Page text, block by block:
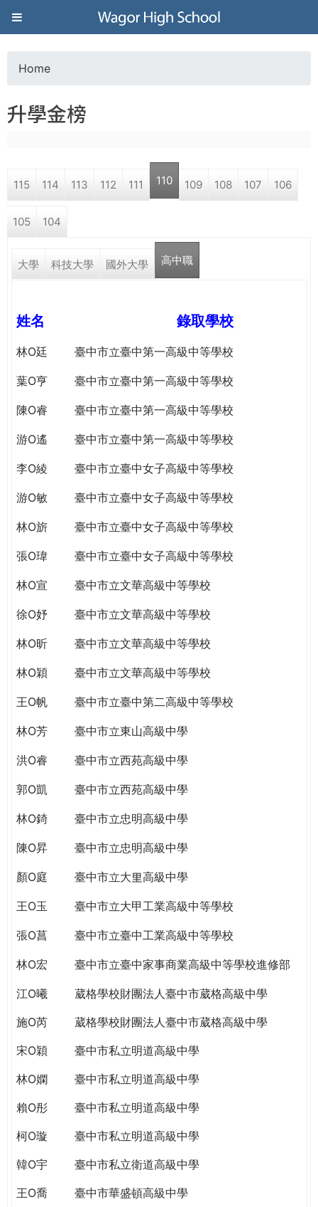
Jump to navigation
葳
格
高
學
民。
WAGOR
TODAY
THE
TOMORROW
YOU
ON
PATH
GLOBAL
CITIZENSHIP
o
a
r
e
e
e
Home
升學金榜
115 114 113 112 111 110 109 108 107 106
105 104
大學 科技大學 國外大學 高中職
姓名 錄取學校
林O廷 臺中市立臺中第一高級中等學校
葉O亨 臺中市立臺中第一高級中等學校
陳O睿 臺中市立臺中第一高級中等學校
游O遙 臺中市立臺中第一高級中等學校
李O綾 臺中市立臺中女子高級中等學校
游O敏 臺中市立臺中女子高級中等學校
林O旂 臺中市立臺中女子高級中等學校
張O瑋 臺中市立臺中女子高級中等學校
林O宣 臺中市立文華高級中等學校
徐O妤 臺中市立文華高級中等學校
林O昕 臺中市立文華高級中等學校
林O穎 臺中市立文華高級中等學校
王O帆 臺中市立臺中第二高級中等學校
林O芳 臺中市立東山高級中學
洪O睿 臺中市立西苑高級中學
郭O凱 臺中市立西苑高級中學
林O錡 臺中市立忠明高級中學
陳O昇 臺中市立忠明高級中學
顏O庭 臺中市立大里高級中學
王O玉 臺中市立大甲工業高級中等學校
張O菖 臺中市立臺中工業高級中等學校
林O宏 臺中市立臺中家事商業高級中等學校進修部
江O曦
葳格學校財團法人臺中市葳格高級中學
施O芮
葳格學校財團法人臺中市葳格高級中學
宋O穎
臺中市私立明道高級中學
林O嫻
臺中市私立明道高級中學
賴O彤
臺中市私立明道高級中學
柯O璇
臺中市私立明道高級中學
韓O宇
臺中市私立衛道高級中學
王O喬
臺中市華盛頓高級中學